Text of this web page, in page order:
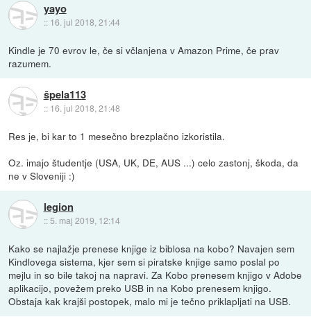
yayo
:: 16. jul 2018, 21:44
Kindle je 70 evrov le, če si včlanjena v Amazon Prime, če prav
razumem.
špela113
:: 16. jul 2018, 21:48
Res je, bi kar to 1 mesečno brezplačno izkoristila.
Oz. imajo študentje (USA, UK, DE, AUS ...) celo zastonj, škoda, da
ne v Sloveniji :)
legion
:: 5. maj 2019, 12:14
Kako se najlažje prenese knjige iz biblosa na kobo? Navajen sem
Kindlovega sistema, kjer sem si piratske knjige samo poslal po
mejlu in so bile takoj na napravi. Za Kobo prenesem knjigo v Adobe
aplikacijo, povežem preko USB in na Kobo prenesem knjigo.
Obstaja kak krajši postopek, malo mi je tečno priklapljati na USB.